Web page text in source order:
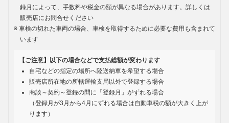
録月によって、手数料や税金の額が異なる場合があります。詳しくは
販売店にお問合せください
車検の切れた車両の場合、車検を取得するために必要な費用も含まれて
います
【ご注意】以下の場合などで支払総額が変わります
自宅などの指定の場所へ陸送納車を希望する場合
販売店所在地の所轄運輸支局以外で登録する場合
商談～契約～登録の間に「登録月」がずれる場合
（登録月が3月から4月にずれる場合は自動車税の額が大きく上が
ります）